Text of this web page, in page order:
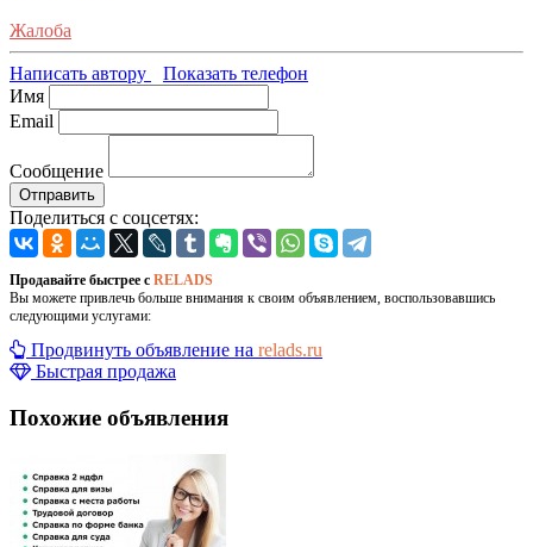
Жалоба
Написать автору
Показать телефон
Имя
Email
Сообщение
Отправить
Поделиться с соцсетях:
Продавайте быстрее с RELADS
Вы можете привлечь больше внимания к своим объявлением, воспользовавшись
следующими услугами:
Продвинуть объявление на relads.ru
Быстрая продажа
Похожие объявления